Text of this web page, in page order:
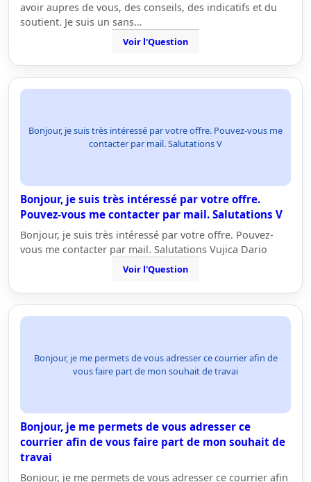
avoir aupres de vous, des conseils, des indicatifs et du
soutient. Je suis un sans…
Voir l'Question
Bonjour, je suis très intéressé par votre offre. Pouvez-vous me
contacter par mail. Salutations V
Bonjour, je suis très intéressé par votre offre.
Pouvez-vous me contacter par mail. Salutations V
Bonjour, je suis très intéressé par votre offre. Pouvez-
vous me contacter par mail. Salutations Vujica Dario
Voir l'Question
Bonjour, je me permets de vous adresser ce courrier afin de
vous faire part de mon souhait de travai
Bonjour, je me permets de vous adresser ce
courrier afin de vous faire part de mon souhait de
travai
Bonjour, je me permets de vous adresser ce courrier afin